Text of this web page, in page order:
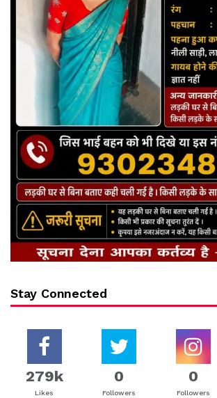
Stay Connected
279k
Likes
0
Followers
0
Followers